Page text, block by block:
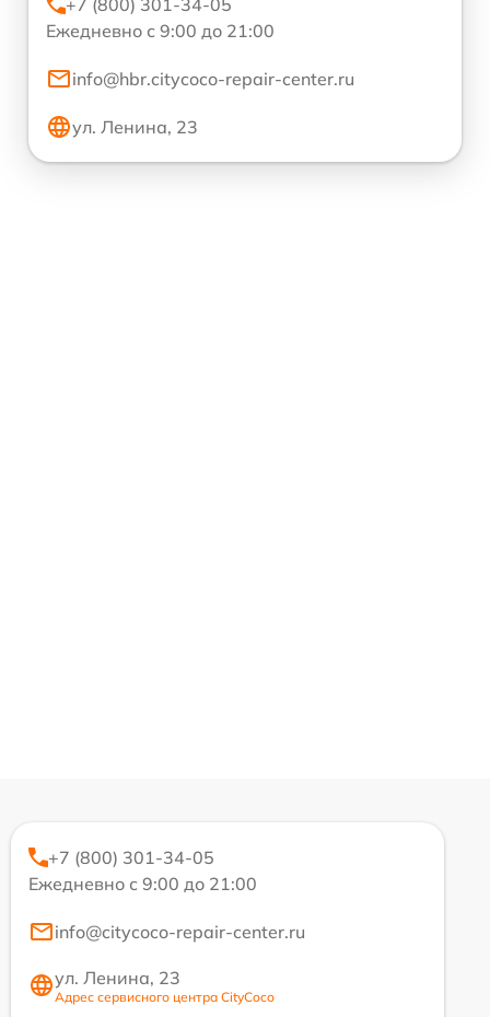
Ежедневно с 9:00 до 21:00
info@hbr.citycoco-repair-center.ru
ул. Ленина, 23
+7 (800) 301-34-05
Ежедневно с 9:00 до 21:00
info@citycoco-repair-center.ru
ул. Ленина, 23
Адрес сервисного центра CityCoco